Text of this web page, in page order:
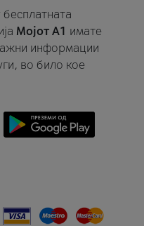
Мојот A1 имате
информации
во било кое